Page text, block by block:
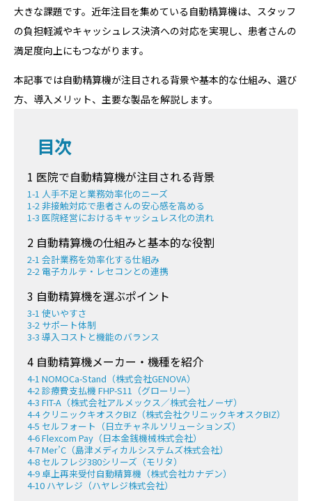
大きな課題です。近年注目を集めている自動精算機は、スタッフ
の負担軽減やキャッシュレス決済への対応を実現し、患者さんの
満足度向上にもつながります。
本記事では自動精算機が注目される背景や基本的な仕組み、選び
方、導入メリット、主要な製品を解説します。
目次
1 医院で自動精算機が注目される背景
1-1 人手不足と業務効率化のニーズ
1-2 非接触対応で患者さんの安心感を高める
1-3 医院経営におけるキャッシュレス化の流れ
2 自動精算機の仕組みと基本的な役割
2-1 会計業務を効率化する仕組み
2-2 電子カルテ・レセコンとの連携
3 自動精算機を選ぶポイント
3-1 使いやすさ
3-2 サポート体制
3-3 導入コストと機能のバランス
4 自動精算機メーカー・機種を紹介
4-1 NOMOCa-Stand（株式会社GENOVA）
4-2 診療費支払機 FHP-S11（グローリー）
4-3 FIT-A（株式会社アルメックス／株式会社ノーザ）
4-4 クリニックキオスクBIZ（株式会社クリニックキオスクBIZ）
4-5 セルフォート（日立チャネルソリューションズ）
4-6 Flexcom Pay（日本金銭機械株式会社）
4-7 Mer’C（島津メディカルシステムズ株式会社）
4-8 セルフレジ380シリーズ（モリタ）
4-9 卓上再来受付自動精算機（株式会社カナデン）
4-10 ハヤレジ（ハヤレジ株式会社）